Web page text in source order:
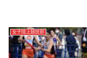
女子陸上競技部